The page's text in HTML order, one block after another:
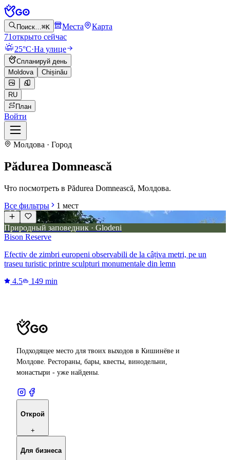
Поиск…⌘K Места
Карта
71открыто сейчас
25°C·На улице
Спланируй день
Moldova
Chișinău
RU
План
Войти
Молдова · Город
Pădurea Domnească
Что посмотреть в Pădurea Domnească, Молдова.
Все фильтры
1 мест
Природный заповедник · Glodeni
Bison Reserve
Efectiv de zimbri europeni observabili de la câțiva metri, pe un
traseu turistic printre sculpturi monumentale din lemn
4.5
149 min
Подходящее место для твоих выходов в Кишинёве и
Молдове. Рестораны, бары, квесты, винодельни,
монастыри - уже найдены.
Открой
+
Для бизнеса